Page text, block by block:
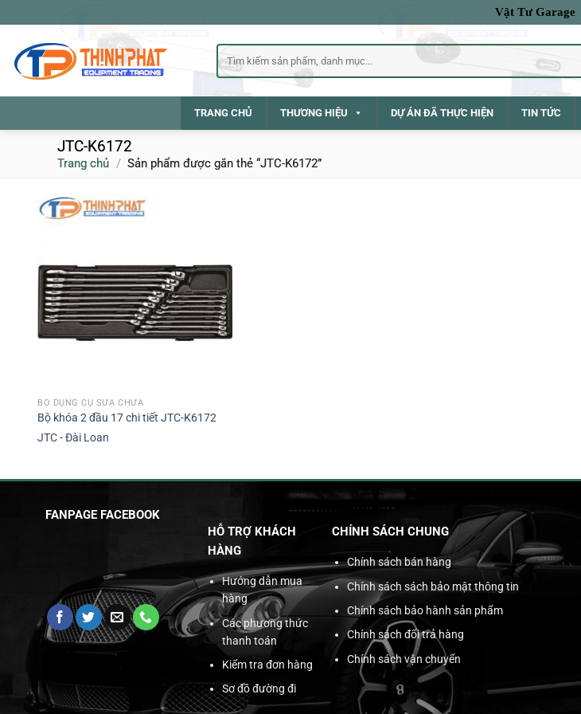
qua
dung
Vật Tư Garage
Tìm
kiếm:
TRANG CHỦ THƯƠNG HIỆU DỰ ÁN ĐÃ THỰC HIỆN TIN TỨC
JTC-K6172
Trang chủ / Sản phẩm được gắn thẻ “JTC-K6172”
BỘ DỤNG CỤ SỬA CHỮA
Bộ khóa 2 đầu 17 chi tiết JTC-K6172
JTC - Đài Loan
FANPAGE FACEBOOK
HỖ TRỢ KHÁCH
HÀNG
Hướng dẫn mua
hàng
Các phương thức
thanh toán
Kiểm tra đơn hàng
Sơ đồ đường đi
CHÍNH SÁCH CHUNG
Chính sách bán hàng
Chính sách sách bảo mật thông tin
Chính sách bảo hành sản phẩm
Chính sách đổi trả hàng
Chính sách vận chuyển